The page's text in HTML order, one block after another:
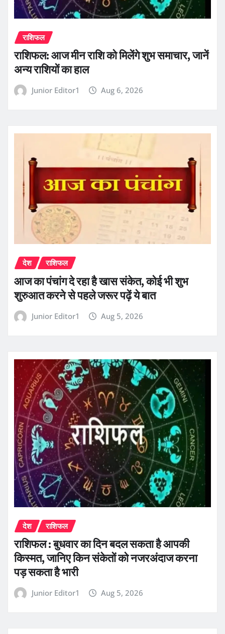
राशिफल
राशिफल: आज मीन राशि को मिलेंगे शुभ समाचार, जानें
अन्य राशियों का हाल
Junior Editor1 Aug 6, 2026
देश राशिफल
आज का पंचांग दे रहा है खास संकेत, कोई भी शुभ
शुरुआत करने से पहले जरूर पढ़ें ये बात
Junior Editor1 Aug 5, 2026
देश राशिफल
राशिफल : बुधवार का दिन बदल सकता है आपकी
किस्मत, जानिए किन संकेतों को नजरअंदाज करना
पड़ सकता है भारी
Junior Editor1 Aug 5, 2026